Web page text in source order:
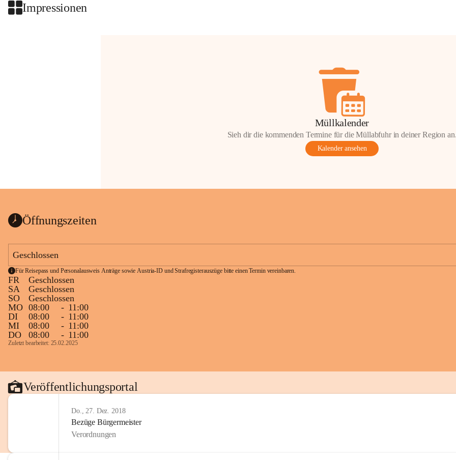
Impressionen
Müllkalender
Sieh dir die kommenden Termine für die Müllabfuhr in deiner Region
Kalender ansehen
Öffnungszeiten
Geschlossen
Für Reisepass und Personalausweis Anträge sowie Austria-ID und Strafregisterauszüge bitte einen Termin vereinbaren.
FR
Geschlossen
SA
Geschlossen
SO
Geschlossen
MO 08:00 - 11:00
DI
08:00 - 11:00
MI
08:00 - 11:00
DO
08:00 - 11:00
Zuletzt bearbeitet: 25.02.2025
Veröffentlichungsportal
Do., 27. Dez. 2018
Bezüge Bürgermeister
Verordnungen